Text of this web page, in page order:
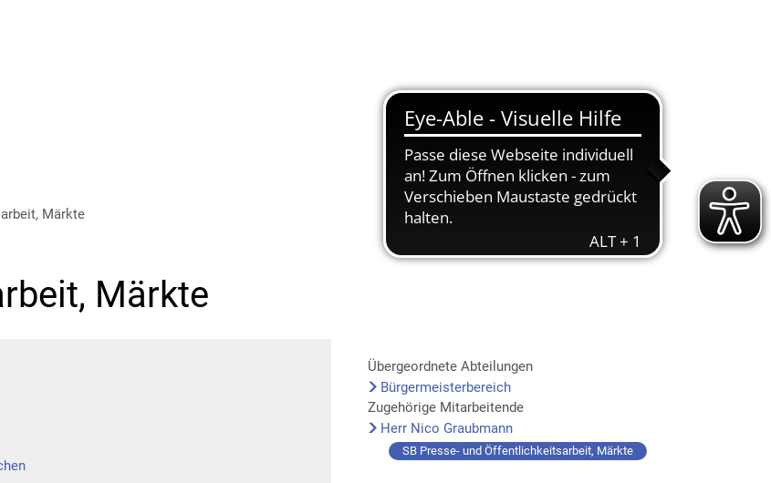
Menü
Suche
Märkte
Märkte
Übergeordnete Abteilungen
Bürgermeisterbereich
Zugehörige Mitarbeitende
Herr Nico Graubmann
SB Presse- und Öffentlichkeitsarbeit, Märkte